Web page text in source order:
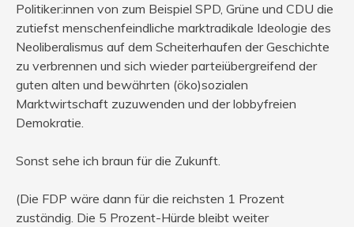
Politiker:innen von zum Beispiel SPD, Grüne und CDU die
zutiefst menschenfeindliche marktradikale Ideologie des
Neoliberalismus auf dem Scheiterhaufen der Geschichte
zu verbrennen und sich wieder parteiübergreifend der
guten alten und bewährten (öko)sozialen
Marktwirtschaft zuzuwenden und der lobbyfreien
Demokratie.
Sonst sehe ich braun für die Zukunft.
(Die FDP wäre dann für die reichsten 1 Prozent
zuständig. Die 5 Prozent-Hürde bleibt weiter